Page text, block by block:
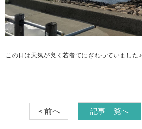
この日は天気が良く若者でにぎわっていました♪
< 前へ 記事一覧へ